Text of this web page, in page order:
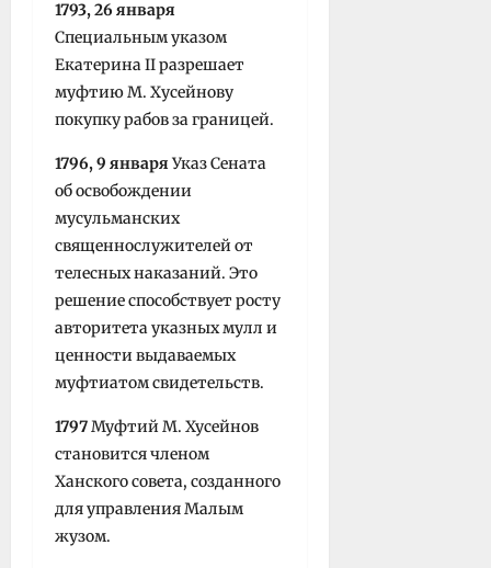
1793, 26 января
Специальным указом
Екатерина II разрешает
муфтию М. Xусейнову
покупку рабов за границей.
1796, 9 января Указ Сената
об освобождении
мусульманских
священнослужителей от
телесных наказаний. Это
решение способствует росту
авторитета указных мулл и
ценности выдаваемых
муфтиатом свидетельств.
1797Муфтий М. Хусейнов
становится членом
Ханского совета, созданного
для управления Малым
жузом.